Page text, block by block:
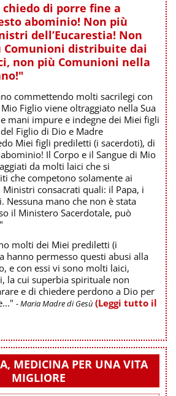
chiedo di porre fine a
abominio! Non più
dell’Eucarestia! Non
Comunioni distribuite dai
non più Comunioni nella
commettendo molti sacrilegi con
Mio Figlio viene oltraggiato nella Sua
mani impure e indegne dei Miei figli
Figlio di Dio e Madre
Miei figli prediletti (i sacerdoti), di
Il Corpo e il Sangue di Mio
da molti laici che si
che competono solamente ai
consacrati quali: il Papa, i
Nessuna mano che non è stata
il Ministero Sacerdotale, può
molti dei Miei prediletti (i
hanno permesso questi abusi alla
e con essi vi sono molti laici,
la cui superbia spirituale non
e di chiedere perdono a Dio per
- Maria Madre di Gesù (Leggi tutto il
MEDICINA PER UNA VITA
MIGLIORE